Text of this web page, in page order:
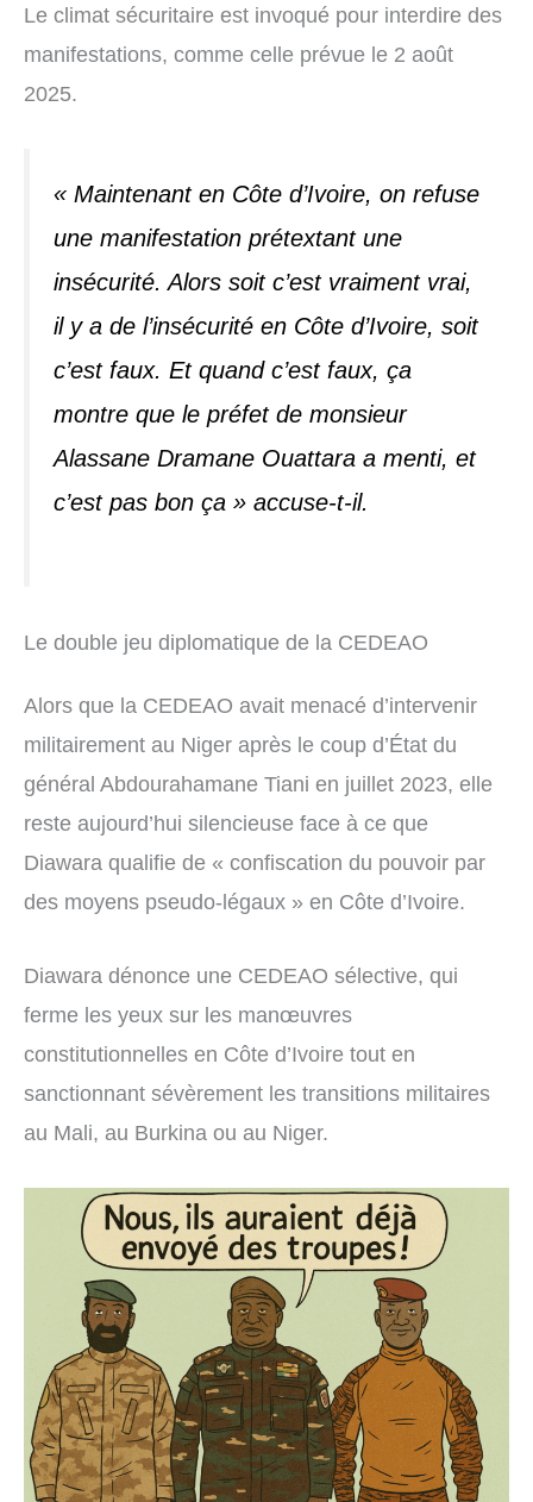
Le climat sécuritaire est invoqué pour interdire des
manifestations, comme celle prévue le 2 août
2025.
« Maintenant en Côte d’Ivoire, on refuse
une manifestation prétextant une
insécurité. Alors soit c’est vraiment vrai,
il y a de l’insécurité en Côte d’Ivoire, soit
c’est faux. Et quand c’est faux, ça
montre que le préfet de monsieur
Alassane Dramane Ouattara a menti, et
c’est pas bon ça » accuse-t-il.
Le double jeu diplomatique de la CEDEAO
Alors que la CEDEAO avait menacé d’intervenir
militairement au Niger après le coup d’État du
général Abdourahamane Tiani en juillet 2023, elle
reste aujourd’hui silencieuse face à ce que
Diawara qualifie de « confiscation du pouvoir par
des moyens pseudo-légaux » en Côte d’Ivoire.
Diawara dénonce une CEDEAO sélective, qui
ferme les yeux sur les manœuvres
constitutionnelles en Côte d’Ivoire tout en
sanctionnant sévèrement les transitions militaires
au Mali, au Burkina ou au Niger.